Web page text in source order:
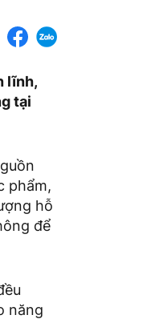
lĩnh,
tại
phẩm,
hỗ
để
năng